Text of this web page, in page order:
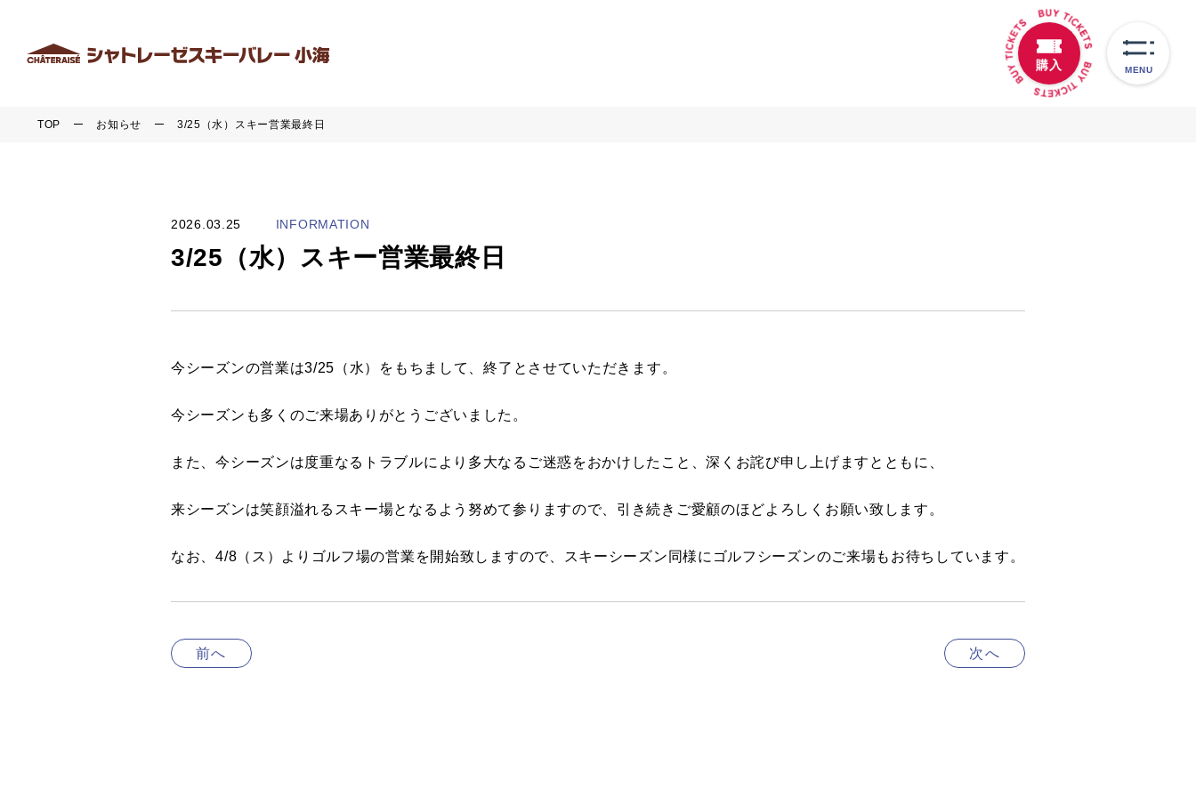
MENU
購入
TOP お知らせ 3/25（水）スキー営業最終日
2026.03.25 INFORMATION
3/25（水）スキー営業最終日
今シーズンの営業は3/25（水）をもちまして、終了とさせていただきます。
今シーズンも多くのご来場ありがとうございました。
また、今シーズンは度重なるトラブルにより多大なるご迷惑をおかけしたこと、深くお詫び申し上げますとともに、
来シーズンは笑顔溢れるスキー場となるよう努めて参りますので、引き続きご愛顧のほどよろしくお願い致します。
なお、4/8（ス）よりゴルフ場の営業を開始致しますので、スキーシーズン同様にゴルフシーズンのご来場もお待ちしています。
前へ 次へ